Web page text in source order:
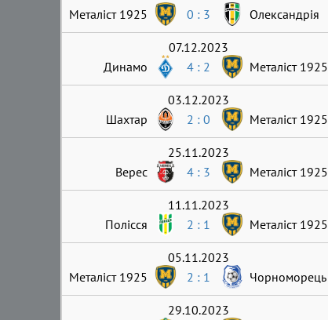
Металіст 1925
0 : 3 Олександрія
07.12.2023
Динамо
4 : 2 Металіст 1925
03.12.2023
Шахтар
2 : 0 Металіст 1925
25.11.2023
Верес
4 : 3 Металіст 1925
11.11.2023
Полісся
2 : 1 Металіст 1925
05.11.2023
Металіст 1925
2 : 1 Чорноморець
29.10.2023